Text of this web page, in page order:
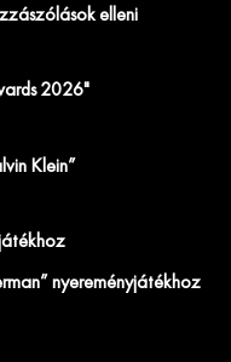
elleni
2026"
Klein”
játékhoz
nyereményjátékhoz